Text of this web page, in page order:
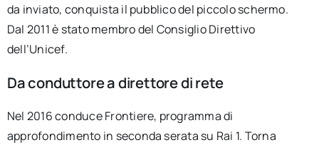
da inviato, conquista il pubblico del piccolo schermo.
Dal 2011 è stato membro del Consiglio Direttivo
dell’Unicef.
Da conduttore a direttore di rete
Nel 2016 conduce Frontiere, programma di
approfondimento in seconda serata su Rai 1. Torna